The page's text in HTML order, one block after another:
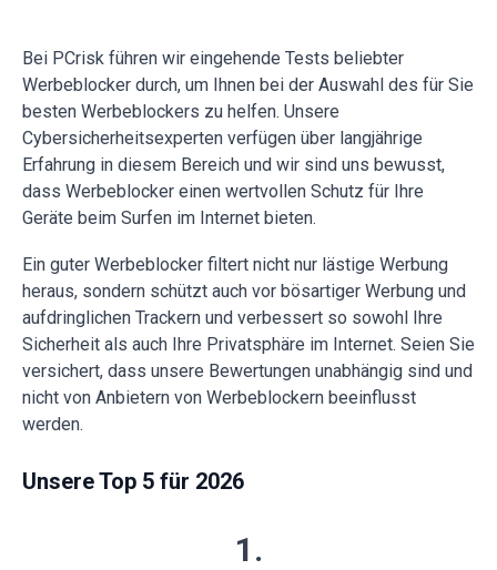
Bei PCrisk führen wir eingehende Tests beliebter
Werbeblocker durch, um Ihnen bei der Auswahl des für Sie
besten Werbeblockers zu helfen. Unsere
Cybersicherheitsexperten verfügen über langjährige
Erfahrung in diesem Bereich und wir sind uns bewusst,
dass Werbeblocker einen wertvollen Schutz für Ihre
Geräte beim Surfen im Internet bieten.
Ein guter Werbeblocker filtert nicht nur lästige Werbung
heraus, sondern schützt auch vor bösartiger Werbung und
aufdringlichen Trackern und verbessert so sowohl Ihre
Sicherheit als auch Ihre Privatsphäre im Internet. Seien Sie
versichert, dass unsere Bewertungen unabhängig sind und
nicht von Anbietern von Werbeblockern beeinflusst
werden.
Unsere Top 5 für 2026
1.